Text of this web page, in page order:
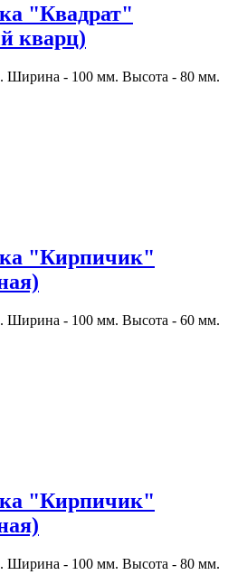
"Квадрат"
кварц)
Ширина - 100 мм. Высота - 80 мм.
"Кирпичик"
Ширина - 100 мм. Высота - 60 мм.
"Кирпичик"
Ширина - 100 мм. Высота - 80 мм.